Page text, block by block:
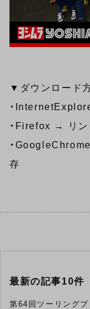
▼ダウンロード
・
・Firefox → リン
・
存
最新の記事10件
第64回ツーリング